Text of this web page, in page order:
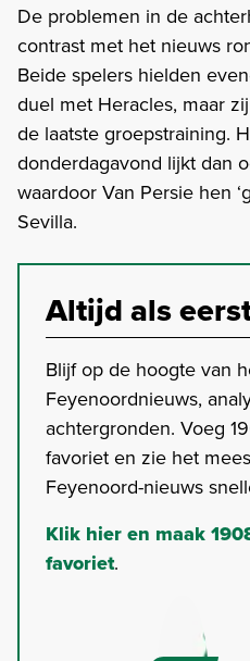
De problemen in de
contrast met het nieuws
Beide spelers hielden
duel met Heracles, maar
de laatste groepstraining.
donderdagavond lijkt dan
waardoor Van Persie hen
Sevilla.
Altijd als
Blijf op de hoogte van
Feyenoordnieuws,
achtergronden. Voeg
favoriet en zie het
Feyenoord-nieuws
Klik hier en maak
favoriet.